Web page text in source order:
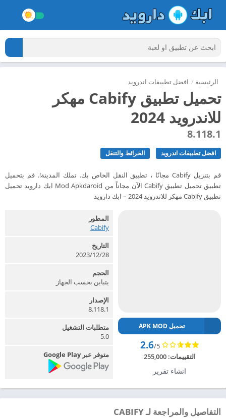
الرئيسية / افضل تطبيقات اندرويد
تحميل تطبيق Cabify مهكر
للاندرويد 2024
8.118.1
افضل تطبيقات اندرويد الخرائط والتنقل
قم بتنزيل Cabify مجانًا ، تطبيق النقل الخاص بك. تملك المدينة!. قم بتحميل
تطبيق تحميل تطبيق Cabify الآن مجاناً من Mod Apkdaroid ابك دارويد تحميل
تطبيق Cabify مهكر للاندرويد 2024 – ابك دارويد
تحميل APK MOD
2.6/5
التقييمات:255,000
انشاء تقرير
المطور
Cabify‏
التاريخ
2023/12/28
الحجم
يتباين بحسب الجهاز
الإصدار
8.118.1
متطلبات التشغيل
5.0
متوفر عبر Google Play
التفاصيل والمراجعة لـ CABIFY